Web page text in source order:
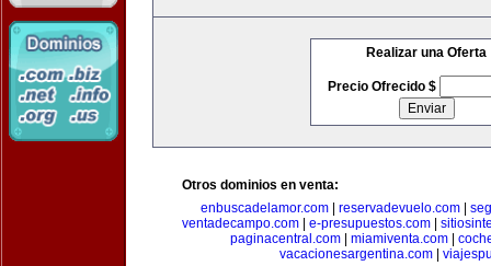
Realizar una Oferta
Precio Ofrecido $
Otros dominios en venta:
enbuscadelamor.com
reservadevuelo.com
ventadecampo.com
e-presupuestos.com
paginacentral.com| miamiventa.com|
vacacionesargentina.com